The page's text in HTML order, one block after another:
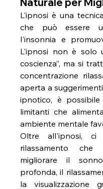
L'ipnosi è una
che può essere
l'insonnia e
L'ipnosi non è solo
coscienza”, ma si
concentrazione
aperta a
ipnotico, è
limitanti che
ambiente mentale
Oltre all'ipnosi,
rilassamento
migliorare il
profonda, il
la visualizzazione